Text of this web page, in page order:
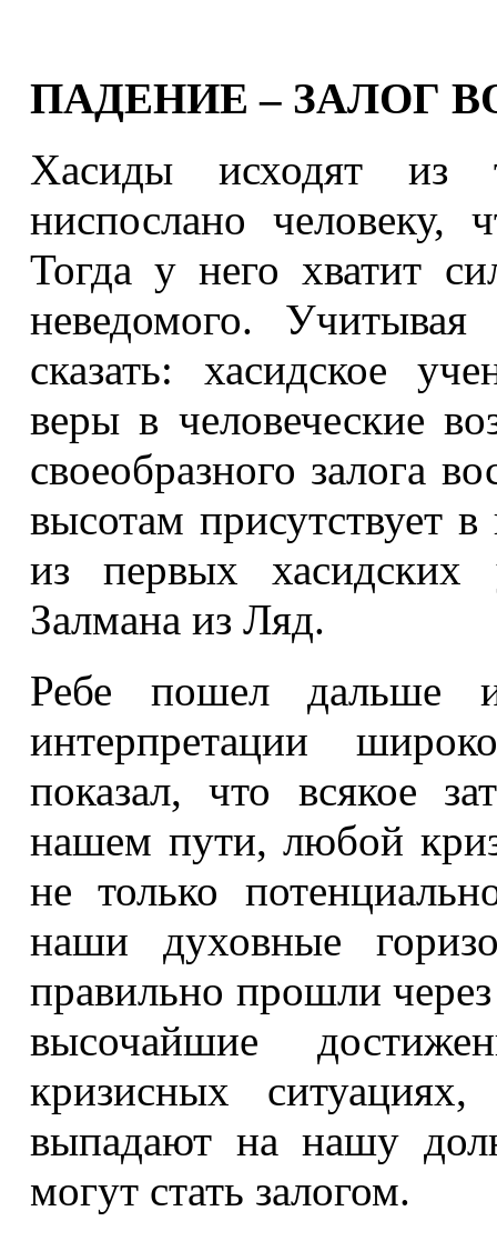
ПАДЕНИЕ – ЗАЛОГ
Хасиды исходят из
ниспослано
Тогда у него хватит
неведомого.
сказать: хасидское
веры в человеческие
своеобразного залога
высотам присутствует
из первых
Залмана из Ляд.
Ребе пошел дальше
интерпретации
показал, что всякое
нашем пути, любой
не только
наши духовные
правильно прошли
высочайшие
кризисных
выпадают на нашу
могут стать залогом.